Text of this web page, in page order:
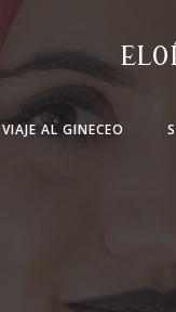
VIAJE AL GINECEO